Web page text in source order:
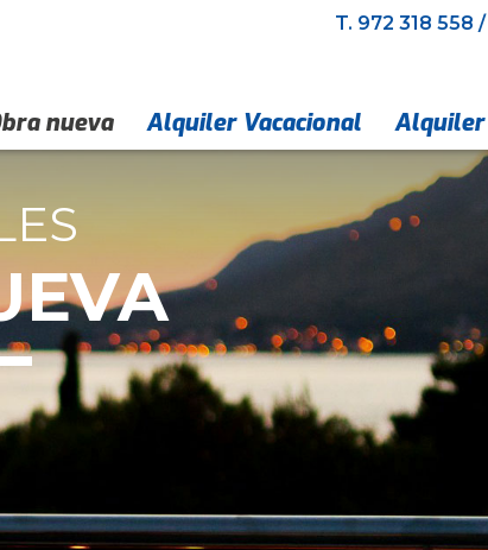
T. 972 318 558 /
nueva Alquiler Vacacional Alquiler